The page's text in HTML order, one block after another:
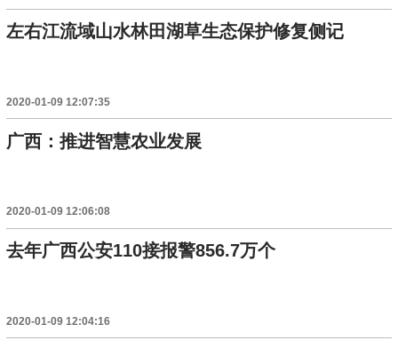
左右江流域山水林田湖草生态保护修复侧记
2020-01-09 12:07:35
广西：推进智慧农业发展
2020-01-09 12:06:08
去年广西公安110接报警856.7万个
2020-01-09 12:04:16